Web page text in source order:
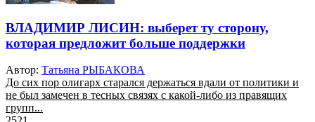
ВЛАДИМИР ЛИСИН: выберет ту сторону,
которая предложит больше поддержки
Автор: Татьяна РЫБАКОВА
До сих пор олигарх старался держаться вдали от политики и
не был замечен в тесных связях с какой-либо из правящих
групп...